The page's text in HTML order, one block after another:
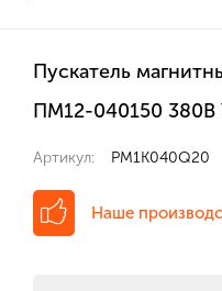
Пускатель
ПМ12-040150 380В
Артикул: PM1K040Q20
Наше